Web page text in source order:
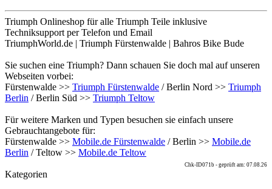
Triumph Onlineshop für alle Triumph Teile inklusive
Techniksupport per Telefon und Email
TriumphWorld.de | Triumph Fürstenwalde | Bahros Bike Bude
Sie suchen eine Triumph? Dann schauen Sie doch mal auf unseren
Webseiten vorbei:
Fürstenwalde >> Triumph Fürstenwalde / Berlin Nord >> Triumph
Berlin / Berlin Süd >> Triumph Teltow
Für weitere Marken und Typen besuchen sie einfach unsere
Gebrauchtangebote für:
Fürstenwalde >> Mobile.de Fürstenwalde / Berlin >> Mobile.de
Berlin / Teltow >> Mobile.de Teltow
Chk-ID071b - geprüft am: 07.08.26
Kategorien